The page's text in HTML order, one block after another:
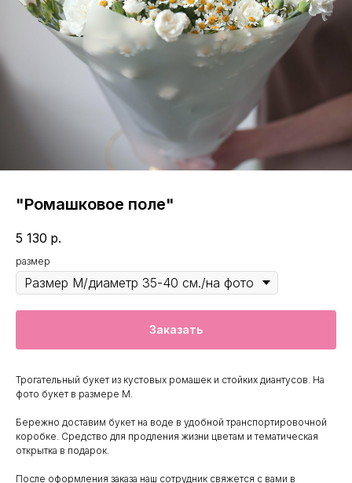
"Ромашковое поле"
5 130 р.
размер
Заказать
Трогательный букет из кустовых ромашек и стойких диантусов. На
фото букет в размере М.
Бережно доставим букет на воде в удобной транспортировочной
коробке. Средство для продления жизни цветам и тематическая
открытка в подарок.
После оформления заказа наш сотрудник свяжется с вами в